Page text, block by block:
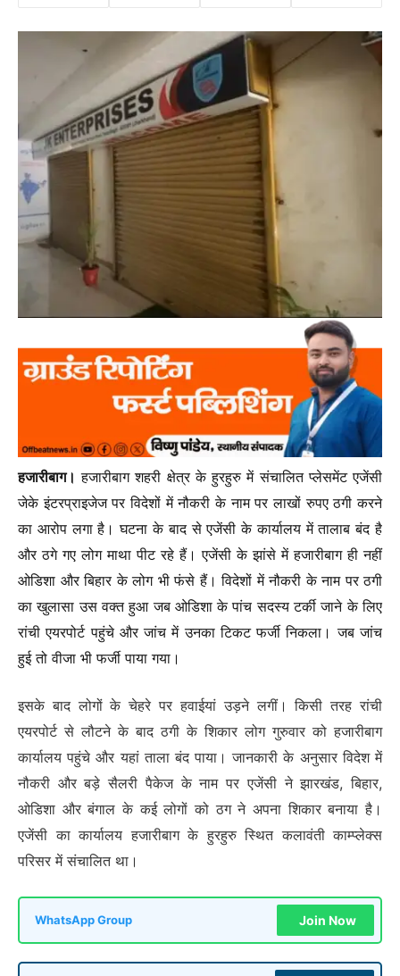
हजारीबाग। हजारीबाग शहरी क्षेत्र के हुरहुरु में संचालित प्लेसमेंट एजेंसी
जेके इंटरप्राइजेज पर विदेशों में नौकरी के नाम पर लाखों रुपए ठगी करने
का आरोप लगा है। घटना के बाद से एजेंसी के कार्यालय में तालाब बंद है
और ठगे गए लोग माथा पीट रहे हैं। एजेंसी के झांसे में हजारीबाग ही नहीं
ओडिशा और बिहार के लोग भी फंसे हैं। विदेशों में नौकरी के नाम पर ठगी
का खुलासा उस वक्त हुआ जब ओडिशा के पांच सदस्य टर्की जाने के लिए
रांची एयरपोर्ट पहुंचे और जांच में उनका टिकट फर्जी निकला। जब जांच
हुई तो वीजा भी फर्जी पाया गया।
इसके बाद लोगों के चेहरे पर हवाईयां उड़ने लगीं। किसी तरह रांची
एयरपोर्ट से लौटने के बाद ठगी के शिकार लोग गुरुवार को हजारीबाग
कार्यालय पहुंचे और यहां ताला बंद पाया। जानकारी के अनुसार विदेश में
नौकरी और बड़े सैलरी पैकेज के नाम पर एजेंसी ने झारखंड, बिहार,
ओडिशा और बंगाल के कई लोगों को ठग ने अपना शिकार बनाया है।
एजेंसी का कार्यालय हजारीबाग के हुरहुरु स्थित कलावंती काम्प्लेक्स
परिसर में संचालित था।
WhatsApp Group Join Now